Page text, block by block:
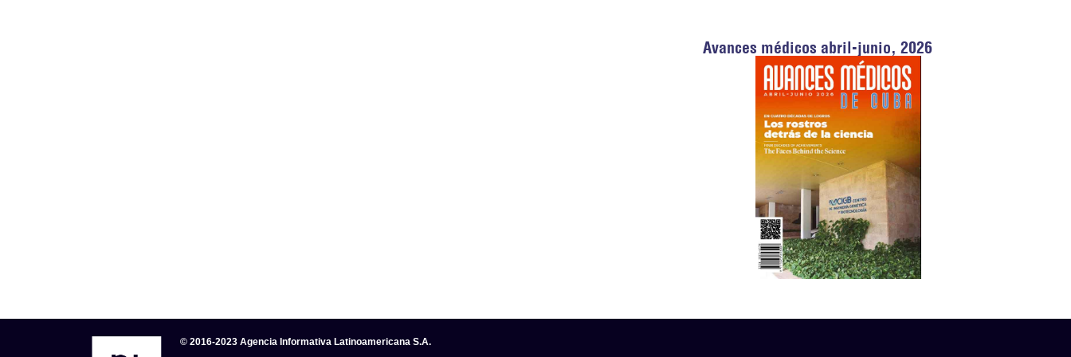
Avances médicos abril-junio, 2026
© 2016-2023 Agencia Informativa Latinoamericana S.A.